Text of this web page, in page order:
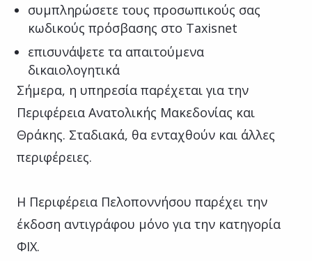
συμπληρώσετε τους προσωπικούς σας
κωδικούς πρόσβασης στο Taxisnet
επισυνάψετε τα απαιτούμενα
δικαιολογητικά
Σήμερα, η υπηρεσία παρέχεται για την
Περιφέρεια Ανατολικής Μακεδονίας και
Θράκης. Σταδιακά, θα ενταχθούν και άλλες
περιφέρειες.
Η Περιφέρεια Πελοποννήσου παρέχει την
έκδοση αντιγράφου μόνο για την κατηγορία
ΦΙΧ.